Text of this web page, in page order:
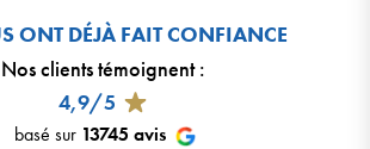
ONT DÉJÀ FAIT CONFIANCE
Nos clients témoignent:
4,9/5
basé sur 13745 avis